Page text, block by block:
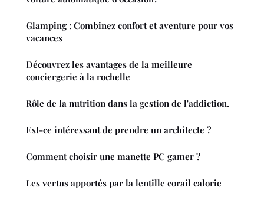
Glamping : Combinez confort et aventure pour vos
vacances
Découvrez les avantages de la meilleure
conciergerie à la rochelle
Rôle de la nutrition dans la gestion de l'addiction.
Est-ce intéressant de prendre un architecte ?
Comment choisir une manette PC gamer ?
Les vertus apportés par la lentille corail calorie